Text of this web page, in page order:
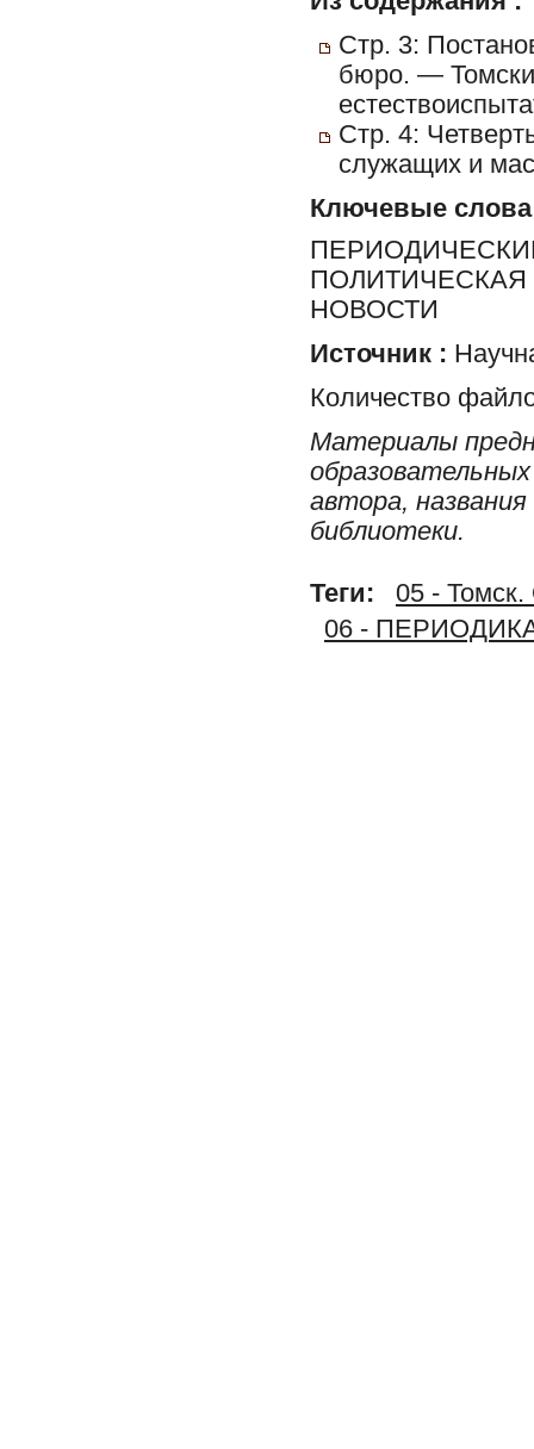
Стр. 3:
бюро. —
Стр. 4:
служащих и
Ключевые слова
НОВОСТИ
Источник :
Количество
Материалы
автора,
библиотеки.
Теги:
05 -
06 -